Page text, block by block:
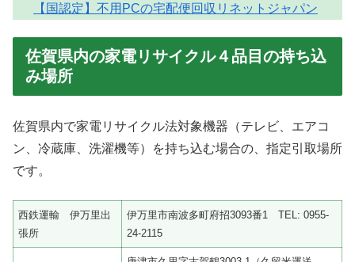
【国認定】不用PCの宅配便回収リネットジャパン
佐賀県内の家電リサイクル４品目の持ち込
み場所
佐賀県内で家電リサイクル法対象機器（テレビ、エアコ
ン、冷蔵庫、洗濯機等）を持ち込む場合の、指定引取場所
です。
西鉄運輸 伊万里出
張所
伊万里市南波多町府招3093番1 TEL: 0955-
24-2115